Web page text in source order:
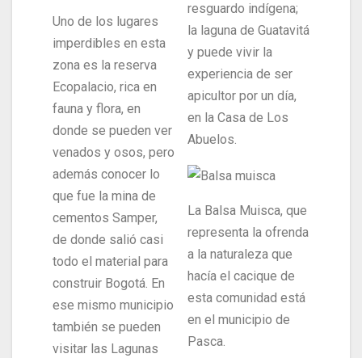
Uno de los lugares
imperdibles en esta
zona es la reserva
Ecopalacio, rica en
fauna y flora, en
donde se pueden ver
venados y osos, pero
además conocer lo
que fue la mina de
cementos Samper,
de donde salió casi
todo el material para
construir Bogotá. En
ese mismo municipio
también se pueden
visitar las Lagunas
resguardo indígena;
la laguna de Guatavitá
y puede vivir la
experiencia de ser
apicultor por un día,
en la Casa de Los
Abuelos.
La Balsa Muisca, que
representa la ofrenda
a la naturaleza que
hacía el cacique de
esta comunidad está
en el municipio de
Pasca.